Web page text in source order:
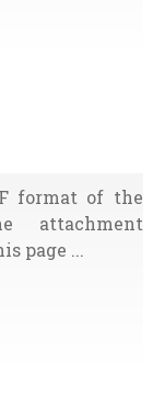
format of the
attachment
page ...